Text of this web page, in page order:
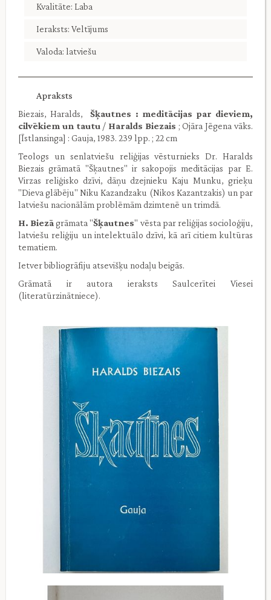
Kvalitāte: Laba
Ieraksts: Veltījums
Valoda: latviešu
Apraksts
Biezais, Haralds,Šķautnes : meditācijas par dieviem,
cilvēkiem un tautu / Haralds Biezais ; Ojāra Jēgena vāks.
[Īstlansinga] : Gauja, 1983. 239 lpp. ; 22 cm
Teologs un senlatviešu reliģijas vēsturnieks Dr. Haralds
Biezais grāmatā "Šķautnes" ir sakopojis meditācijas par E.
Virzas reliģisko dzīvi, dāņu dzejnieku Kaju Munku, grieķu
"Dieva glābēju" Niku Kazandzaku (Nikos Kazantzakis) un par
latviešu nacionālām problēmām dzimtenē un trimdā.
H. Biezā grāmata ''Šķautnes" vēsta par reliģijas socioloģiju,
latviešu reliģiju un intelektuālo dzīvi, kā arī citiem kultūras
tematiem.
Ietver bibliogrāfiju atsevišķu nodaļu beigās.
Grāmatā ir autora ieraksts Saulcerītei Viesei
(literatūrzinātniece).